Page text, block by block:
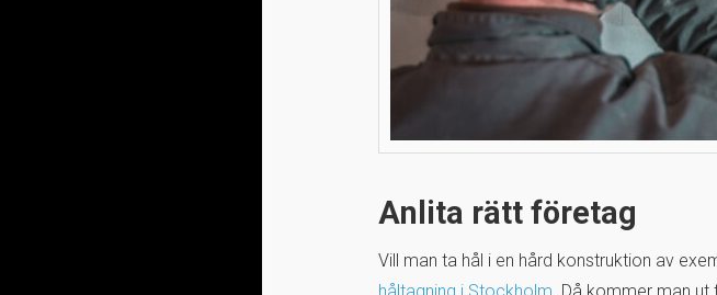
Anlita rätt företag
Vill man ta hål i en hård konstruktion av